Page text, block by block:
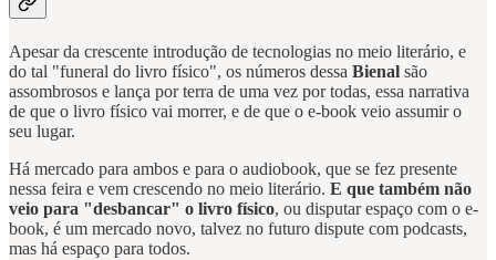
Apesar da crescente introdução de tecnologias no meio literário, e
do tal "funeral do livro físico", os números dessa Bienal são
assombrosos e lança por terra de uma vez por todas, essa narrativa
de que o livro físico vai morrer, e de que o e-book veio assumir o
seu lugar.
Há mercado para ambos e para o audiobook, que se fez presente
nessa feira e vem crescendo no meio literário. E que também não
veio para "desbancar" o livro físico, ou disputar espaço com o e-
book, é um mercado novo, talvez no futuro dispute com podcasts,
mas há espaço para todos.